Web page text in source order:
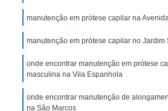
Perucas para Alopecia
sob Medida em Sp
Peruca de
Humano
Peruca Front Lace
manutenção em prótese capilar na
manutenção em prótese capilar no Jardim
onde encontrar manutenção em prótese
masculina na Vila Espanhola
onde encontrar manutenção de
na São Marcos